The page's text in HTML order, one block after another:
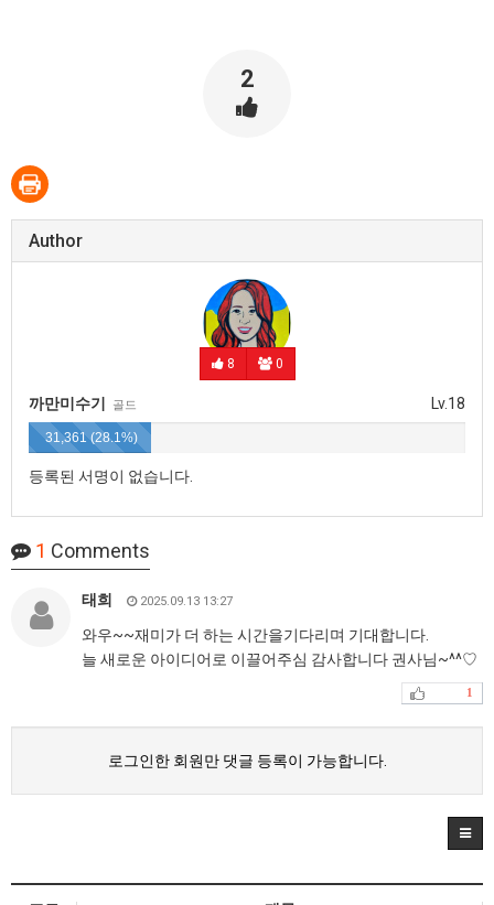
2
Author
8 0
Lv.18
까만미수기 골드
31,361 (28.1%)
등록된 서명이 없습니다.
1 Comments
태희 2025.09.13 13:27
와우~~재미가 더 하는 시간을기다리며 기대합니다.
늘 새로운 아이디어로 이끌어주심 감사합니다 권사님~^^♡
1
로그인한 회원만 댓글 등록이 가능합니다.